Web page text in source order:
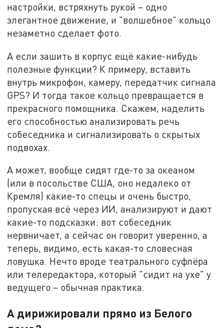
настройки, встряхнуть рукой – одно
элегантное движение, и "волшебное" кольцо
незаметно сделает фото.
А если зашить в корпус ещё какие-нибудь
полезные функции? К примеру, вставить
внутрь микрофон, камеру, передатчик сигнала
GPS? И тогда такое кольцо превращается в
прекрасного помощника. Скажем, наделить
его способностью анализировать речь
собеседника и сигнализировать о скрытых
подвохах.
А может, вообще сидят где-то за океаном
(или в посольстве США, оно недалеко от
Кремля) какие-то спецы и очень быстро,
пропуская всё через ИИ, анализируют и дают
какие-то подсказки: вот собеседник
нервничает, а сейчас он говорит уверенно, а
теперь, видимо, есть какая-то словесная
ловушка. Нечто вроде театрального суфлёра
или телередактора, который "сидит на ухе" у
ведущего – обычная практика.
А дирижировали прямо из Белого